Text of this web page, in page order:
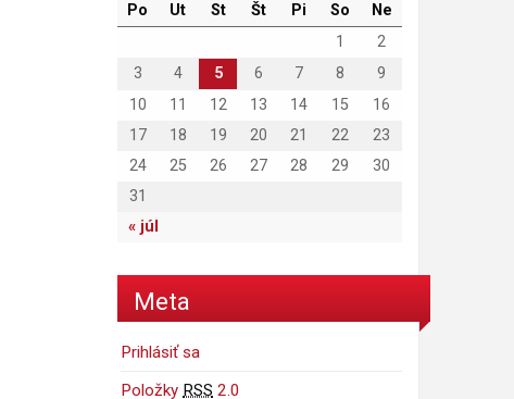
Po Ut St Št Pi So Ne
« júl
1
2
3
4 5 6 7 8
9
10
11 12 13 14 15
16
17
18 19 20 21 22
23
24
25 26 27 28 29
30
31
Meta
Prihlásiť sa
Položky RSS 2.0